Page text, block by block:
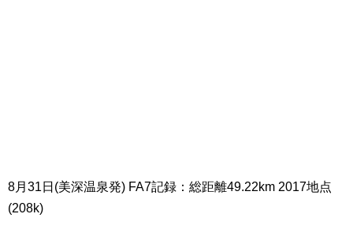
8月31日(美深温泉発) FA7記録：総距離49.22km 2017地点
(208k)